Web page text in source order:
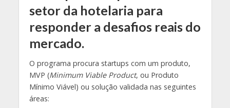
setor da hotelaria para
responder a desafios reais do
mercado.
O programa procura startups com um produto,
MVP (Minimum Viable Product, ou Produto
Mínimo Viável) ou solução validada nas seguintes
áreas: